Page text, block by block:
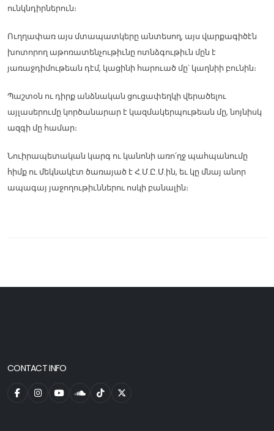
ունկնդիրներուն։
Ուղղափառ այս մտապատկերը անտեսող, այս վարքագիծէն
խոտորող աթոռատենչութիւնը ոտնձգութիւն մըն է
յառաջդիմութեան դէմ, կացինի հարուած մը՝ կաղնիի բունին։
Պաշտօն ու դիրք անձնական ցուցափեղկի վերածելու
այլասերումը կործանարար է կազմակերպութեան մը, նոյնիսկ
ազգի մը համար։
Նուիրապետական կարգ ու կանոնի առո՛ղջ պահպանումը
հիմք ու մեկնակէտ ծառայած է Հ.Մ.Ը.Մ.ին, եւ կը մնայ անոր
ապագայ յաջողութիւններու ոսկի բանալին։
CONTACT INFO